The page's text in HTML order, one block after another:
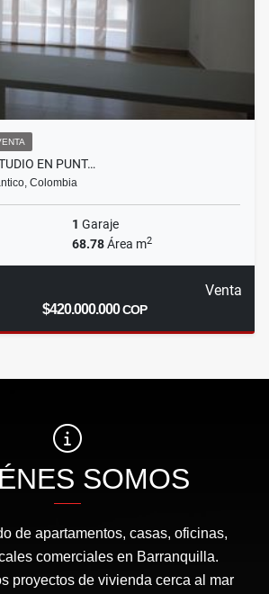
EN PUNT…
Colombia
1 Garaje
68.78Área m2
Venta
$420.000.000COP
SOMOS
de apartamentos, casas, oficinas,
comerciales en Barranquilla.
proyectos de vivienda cerca al mar